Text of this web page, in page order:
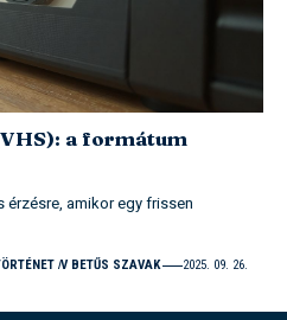
a formátum
érzésre, amikor egy frissen
V BETŰS SZAVAK 2025. 09. 26.